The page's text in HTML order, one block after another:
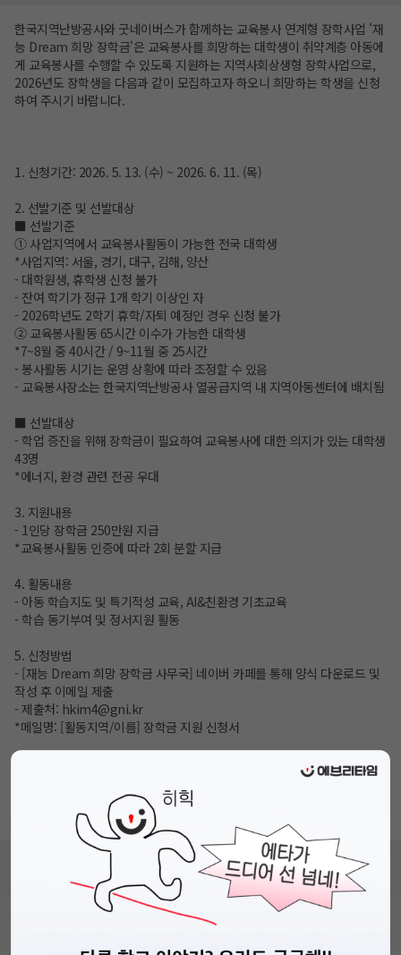
한국지역난방공사와 굿네이버스가 함께하는 교육봉사 연계형 장학사업 '재
능 Dream 희망 장학금'은 교육봉사를 희망하는 대학생이 취약계층 아동에
게 교육봉사를 수행할 수 있도록 지원하는 지역사회상생형 장학사업으로,
2026년도 장학생을 다음과 같이 모집하고자 하오니 희망하는 학생을 신청
하여 주시기 바랍니다.
1. 신청기간: 2026. 5. 13. (수) ~ 2026. 6. 11. (목)
2. 선발기준 및 선발대상
■ 선발기준
① 사업지역에서 교육봉사활동이 가능한 전국 대학생
*사업지역: 서울, 경기, 대구, 김해, 양산
- 대학원생, 휴학생 신청 불가
- 잔여 학기가 정규 1개 학기 이상인 자
- 2026학년도 2학기 휴학/자퇴 예정인 경우 신청 불가
② 교육봉사활동 65시간 이수가 가능한 대학생
*7~8월 중 40시간 / 9~11월 중 25시간
- 봉사뢀동 시기는 운영 상황에 따라 조정할 수 있음
- 교육봉사장소는 한국지역난방공사 열공급지역 내 지역아동센터에 배치됨
■ 선발대상
- 학업 증진을 위해 장학금이 필요하여 교육봉사에 대한 의지가 있는 대학생
43명
*에너지, 환경 관련 전공 우대
3. 지원내용
- 1인당 장학금 250만원 지급
*교육봉사활동 인증에 따라 2회 분할 지급
4. 활동내용
- 아동 학습지도 및 특기적성 교육, AI&친환경 기초교육
- 학습 동기부여 및 정서지원 활동
5. 신청방법
- [재능 Dream 희망 장학금 사무국] 네이버 카페를 통해 양식 다운로드 및
작성 후 이메일 제출
- 제출처: hkim4@gni.kr
*메일명: [활동지역/이름] 장학금 지원 신청서
T. 02-6424-1687